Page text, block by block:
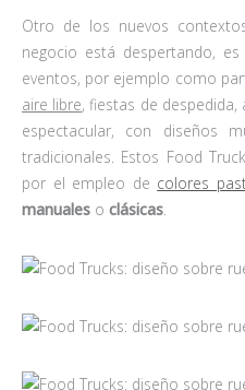
Otro de los nuevos
negocio está despertando,
eventos, por ejemplo como
aire libre, fiestas de despedida,
espectacular, con diseños
tradicionales. Estos Food
por el empleo de colores
manuales o clásicas.